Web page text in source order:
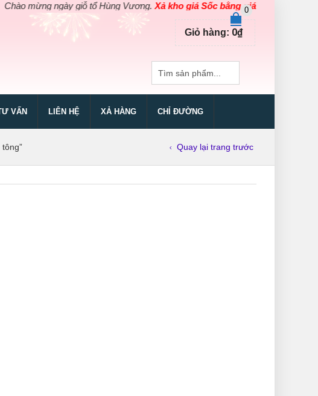
mừng ngày giỗ tổ Hùng Vương.Xả kho giá Sốc bằng giá Gốccho các sản
0
Giỏ hàng: 0₫
VẤN LIÊN HỆ XẢ HÀNG CHỈ ĐƯỜNG
Quay lại trang trước